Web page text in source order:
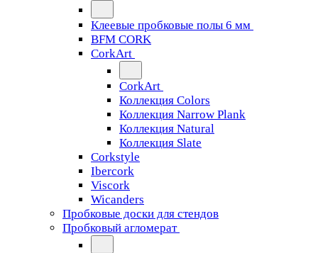
Клеевые пробковые полы 6 мм
BFM CORK
CorkArt
CorkArt
Коллекция Colors
Коллекция Narrow Plank
Коллекция Natural
Коллекция Slate
Corkstyle
Ibercork
Viscork
Wicanders
Пробковые доски для стендов
Пробковый агломерат